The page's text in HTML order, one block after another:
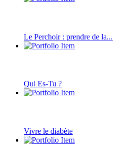
Le Perchoir : prendre de la...
Qui Es-Tu ?
Vivre le diabète